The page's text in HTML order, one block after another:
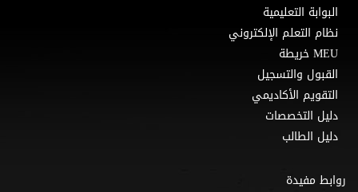
البوابة التعليمية
نظام التعلم الإلكتروني
MEU خريطة
القبول والتسجيل
التقويم الأكاديمي
دليل التخصصات
دليل الطالب
روابط مفيدة